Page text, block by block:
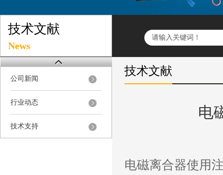
技术文献
News
公司新闻
行业动态
技术支持
技术文献
电
电磁离合器使用